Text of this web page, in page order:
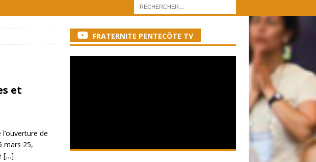
et
de
mars 25,
[…]
FRATERNITE PENTECÔTE TV